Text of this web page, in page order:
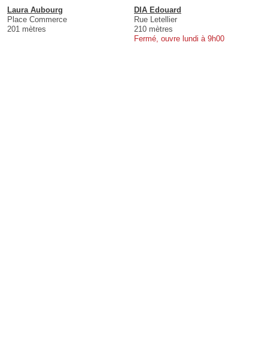
Laura Aubourg
Place Commerce
201 mètres
DIA Edouard
Rue Letellier
210 mètres
Fermé, ouvre lundi à 9h00